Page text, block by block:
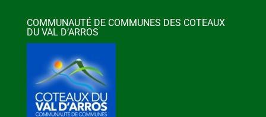
COMMUNAUTÉ DE COMMUNES DES COTEAUX
DU VAL D’ARROS